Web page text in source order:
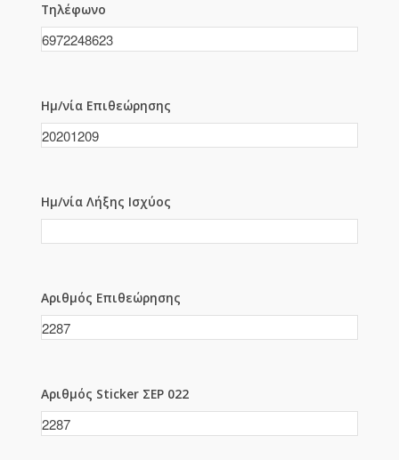
Τηλέφωνο
Ημ/νία Επιθεώρησης
Ημ/νία Λήξης Ισχύος
Αριθμός Επιθεώρησης
Αριθμός Sticker ΣΕΡ 022